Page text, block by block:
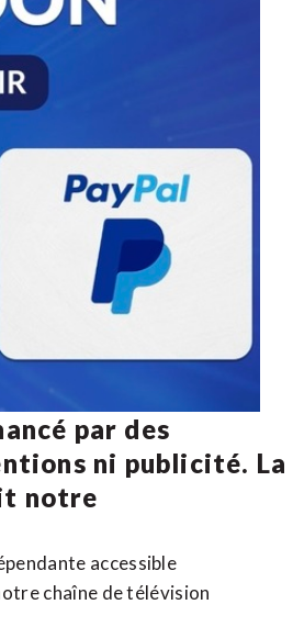
par des
ni publicité. La
notre
accessible
chaîne de télévision